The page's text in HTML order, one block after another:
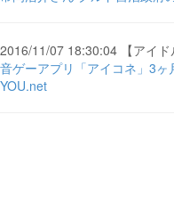
2016/11/07 18:30:04 【アイド
音ゲーアプリ「アイコネ」3
YOU.net